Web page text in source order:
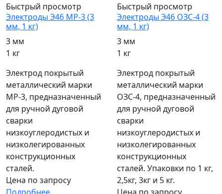
Быстрый просмотр
Электроды Э46 МР-3 (3
мм, 1 кг)
3 мм
1 кг
Электрод покрытый
металлический марки
МР-3, предназначенный
для ручной дуговой
сварки
низкоуглеродистых и
низколегированных
конструкционных
сталей.
Цена по запросу
Быстрый просмотр
Электроды Э46 ОЗС-4 (3
мм, 1 кг)
3 мм
1 кг
Электрод покрытый
металлический марки
ОЗС-4, предназначенный
для ручной дуговой
сварки
низкоуглеродистых и
низколегированных
конструкционных
сталей. Упаковки по 1 кг,
2,5кг, 3кг и 5 кг.